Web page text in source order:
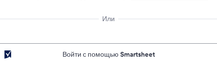
Или
Войти с помощью Smartsheet